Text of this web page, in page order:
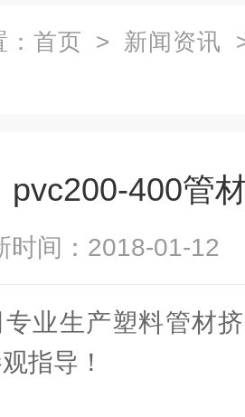
首页 > 新闻资讯
pvc200-400管
时间：2018-01-
业生产塑料管材
指导！